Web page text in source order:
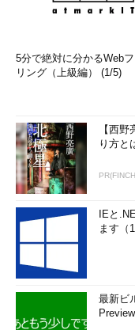
門は、ユーザー部門が
ことで、彼らがやりた
5分で絶対に分かるWeb
リング（上級編） (1/5)
【西
り方と
IEと
ます（
最新ビ